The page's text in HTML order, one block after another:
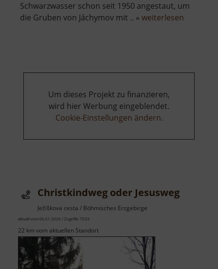
Schwarzwasser schon seit 1950 angestaut, um
die Gruben von Jáchymov mit .. » weiterlesen
Um dieses Projekt zu finanzieren,
wird hier Werbung eingeblendet.
Cookie-Einstellungen ändern.
Christkindweg oder Jesusweg
Ježíškova cesta / Böhmisches Erzgebirge
aktuell vom 06.01.2026 / Zugriffe: 7033
22 km vom aktuellen Standort